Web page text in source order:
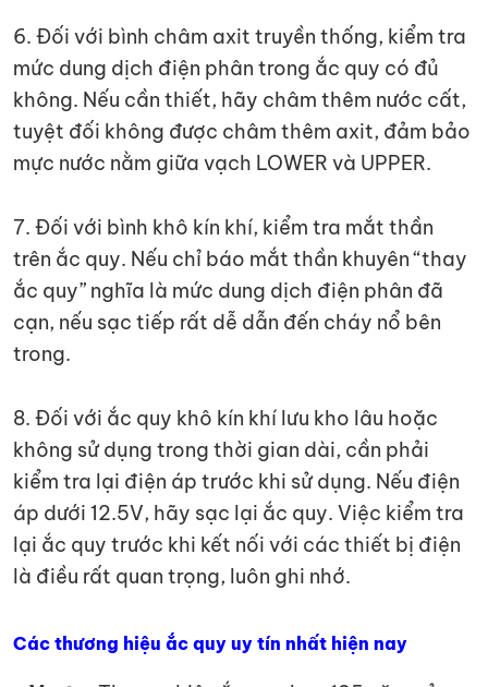
6. Đối với bình châm axit truyền thống, kiểm tra
mức dung dịch điện phân trong ắc quy có đủ
không. Nếu cần thiết, hãy châm thêm nước cất,
tuyệt đối không được châm thêm axit, đảm bảo
mực nước nằm giữa vạch LOWER và UPPER.
7. Đối với bình khô kín khí, kiểm tra mắt thần
trên ắc quy. Nếu chỉ báo mắt thần khuyên “thay
ắc quy” nghĩa là mức dung dịch điện phân đã
cạn, nếu sạc tiếp rất dễ dẫn đến cháy nổ bên
trong.
8. Đối với ắc quy khô kín khí lưu kho lâu hoặc
không sử dụng trong thời gian dài, cần phải
kiểm tra lại điện áp trước khi sử dụng. Nếu điện
áp dưới 12.5V, hãy sạc lại ắc quy. Việc kiểm tra
lại ắc quy trước khi kết nối với các thiết bị điện
là điều rất quan trọng, luôn ghi nhớ.
Các thương hiệu ắc quy uy tín nhất hiện nay